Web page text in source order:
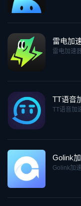
雷电加
雷电加速
TT语音
TT语音加
Golink
Golink加